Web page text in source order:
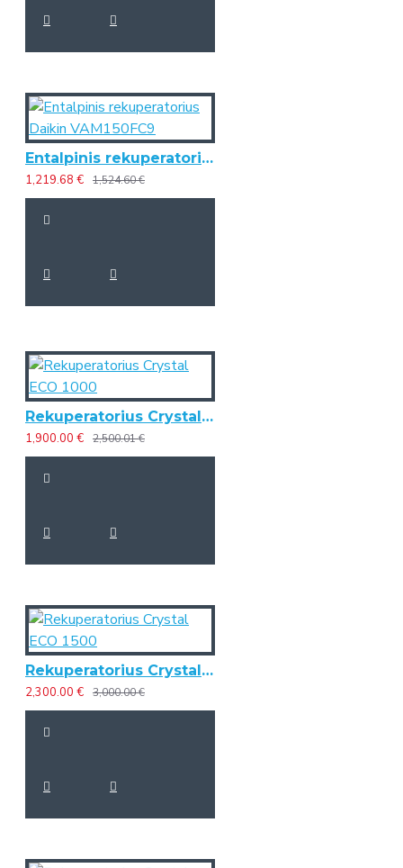
Entalpinis rekuperatorius Daikin VAM150FC9
1,219.68 € 1,524.60 €
Rekuperatorius Crystal ECO 1000
1,900.00 € 2,500.01 €
Rekuperatorius Crystal ECO 1500
2,300.00 € 3,000.00 €